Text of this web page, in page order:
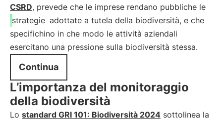
CSRD, prevede che le imprese rendano pubbliche le
strategie adottate a tutela della biodiversità, e che
specifichino in che modo le attività aziendali
esercitano una pressione sulla biodiversità stessa.
Continua
L’importanza del monitoraggio
della biodiversità
Lo standard GRI 101: Biodiversità 2024 sottolinea la